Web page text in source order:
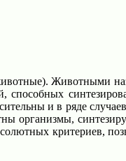
Животными
и в ряде
организмы,
критериев,